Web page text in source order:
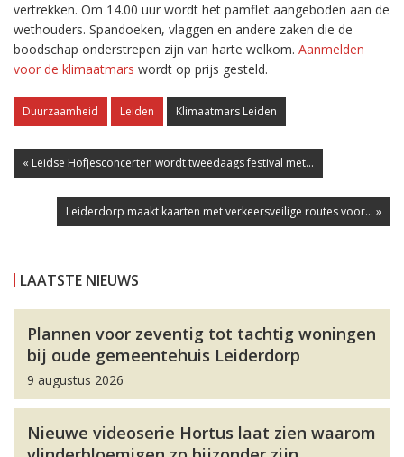
vertrekken. Om 14.00 uur wordt het pamflet aangeboden aan de
wethouders. Spandoeken, vlaggen en andere zaken die de
boodschap onderstrepen zijn van harte welkom. Aanmelden
voor de klimaatmars wordt op prijs gesteld.
Duurzaamheid Leiden Klimaatmars Leiden
« Leidse Hofjesconcerten wordt tweedaags festival met...
Leiderdorp maakt kaarten met verkeersveilige routes voor... »
LAATSTE NIEUWS
Plannen voor zeventig tot tachtig woningen
bij oude gemeentehuis Leiderdorp
9 augustus 2026
Nieuwe videoserie Hortus laat zien waarom